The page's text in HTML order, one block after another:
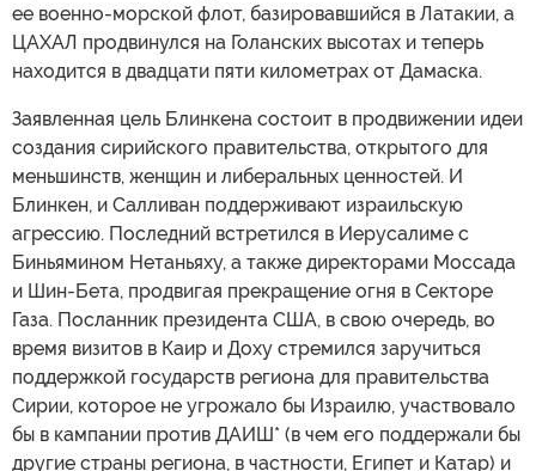
ее военно-морской флот, базировавшийся в Латакии, а
ЦАХАЛ продвинулся на Голанских высотах и теперь
находится в двадцати пяти километрах от Дамаска.
Заявленная цель Блинкена состоит в продвижении идеи
создания сирийского правительства, открытого для
меньшинств, женщин и либеральных ценностей. И
Блинкен, и Салливан поддерживают израильскую
агрессию. Последний встретился в Иерусалиме с
Биньямином Нетаньяху, а также директорами Моссада
и Шин-Бета, продвигая прекращение огня в Секторе
Газа. Посланник президента США, в свою очередь, во
время визитов в Каир и Доху стремился заручиться
поддержкой государств региона для правительства
Сирии, которое не угрожало бы Израилю, участвовало
бы в кампании против ДАИШ* (в чем его поддержали бы
другие страны региона, в частности, Египет и Катар) и